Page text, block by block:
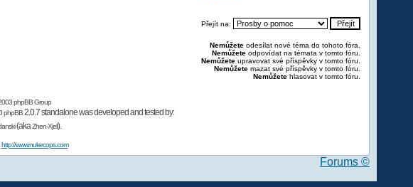
Přejít na:
Nemůžete odesílat nové téma do tohoto fóra.
Nemůžete odpovídat na témata v tomto fóru.
Nemůžete upravovat své příspěvky v tomto fóru.
Nemůžete mazat své příspěvky v tomto fóru.
Nemůžete hlasovat v tomto fóru.
phpBB Group
phpBB2.0.7 standalone was developed and tested by:
(akaZhen-Xjell).
http://www.nukecops.com
Forums ©